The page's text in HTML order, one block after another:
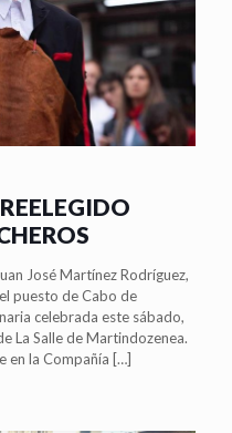
José Martínez Rodríguez,
puesto de Cabo de
celebrada este sábado,
La Salle de Martindozenea.
en la Compañía […]